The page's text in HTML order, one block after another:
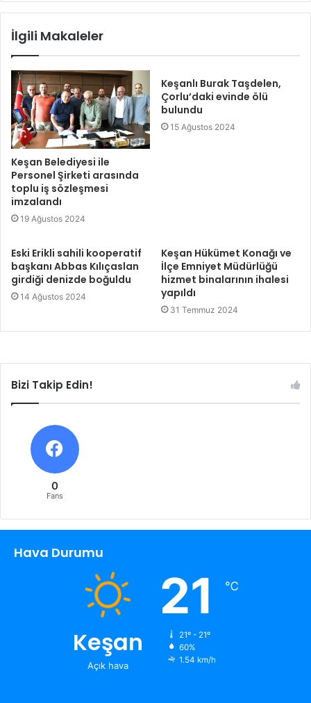
İlgili Makaleler
Keşan Belediyesi ile
Personel Şirketi arasında
toplu iş sözleşmesi
imzalandı
19 Ağustos 2024
Keşanlı Burak Taşdelen,
Çorlu’daki evinde ölü
bulundu
15 Ağustos 2024
Eski Erikli sahili kooperatif
başkanı Abbas Kılıçaslan
girdiği denizde boğuldu
14 Ağustos 2024
Keşan Hükümet Konağı ve
İlçe Emniyet Müdürlüğü
hizmet binalarının ihalesi
yapıldı
31 Temmuz 2024
Bizi Takip Edin!
0
Fans
Hava Durumu
Keşan
Açık hava
21 ℃
21º - 21º
60%
1.54 km/h